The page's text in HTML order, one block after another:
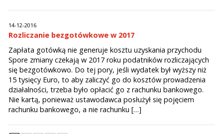
14-12-2016
Rozliczanie bezgotówkowe w 2017
Zapłata gotówką nie generuje kosztu uzyskania przychodu
Spore zmiany czekają w 2017 roku podatników rozliczających
się bezgotówkowo. Do tej pory, jeśli wydatek był wyższy niż
15 tysięcy Euro, to aby zaliczyć go do kosztów prowadzenia
działalności, trzeba było opłacić go z rachunku bankowego.
Nie kartą, ponieważ ustawodawca posłużył się pojęciem
rachunku bankowego, a nie rachunku […]